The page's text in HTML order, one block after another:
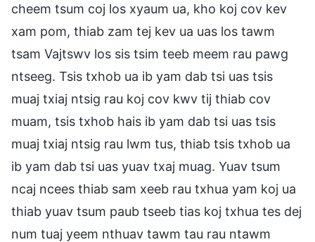
cheem tsum coj los xyaum ua, kho koj cov kev
xam pom, thiab zam tej kev ua uas los tawm
tsam Vajtswv los sis tsim teeb meem rau pawg
ntseeg. Tsis txhob ua ib yam dab tsi uas tsis
muaj txiaj ntsig rau koj cov kwv tij thiab cov
muam, tsis txhob hais ib yam dab tsi uas tsis
muaj txiaj ntsig rau lwm tus, thiab tsis txhob ua
ib yam dab tsi uas yuav txaj muag. Yuav tsum
ncaj ncees thiab sam xeeb rau txhua yam koj ua
thiab yuav tsum paub tseeb tias koj txhua tes dej
num tuaj yeem nthuav tawm tau rau ntawm